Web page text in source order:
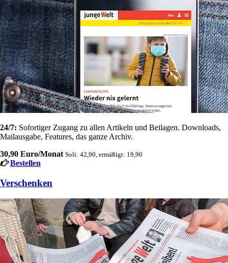
24/7: Sofortiger Zugang zu allen Artikeln und Beilagen. Downloads,
Mailausgabe, Features, das ganze Archiv.
30,90 Euro/Monat Soli: 42,90, ermäßigt: 19,90
Bestellen
Verschenken